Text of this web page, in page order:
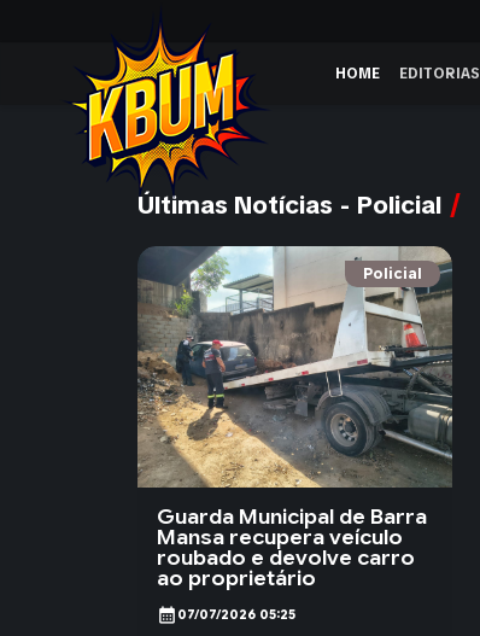
HOME EDITORIAS
Últimas Notícias - Policial
Policial
Guarda Municipal de Barra
Mansa recupera veículo
roubado e devolve carro
ao proprietário
calendar_month 07/07/2026 05:25